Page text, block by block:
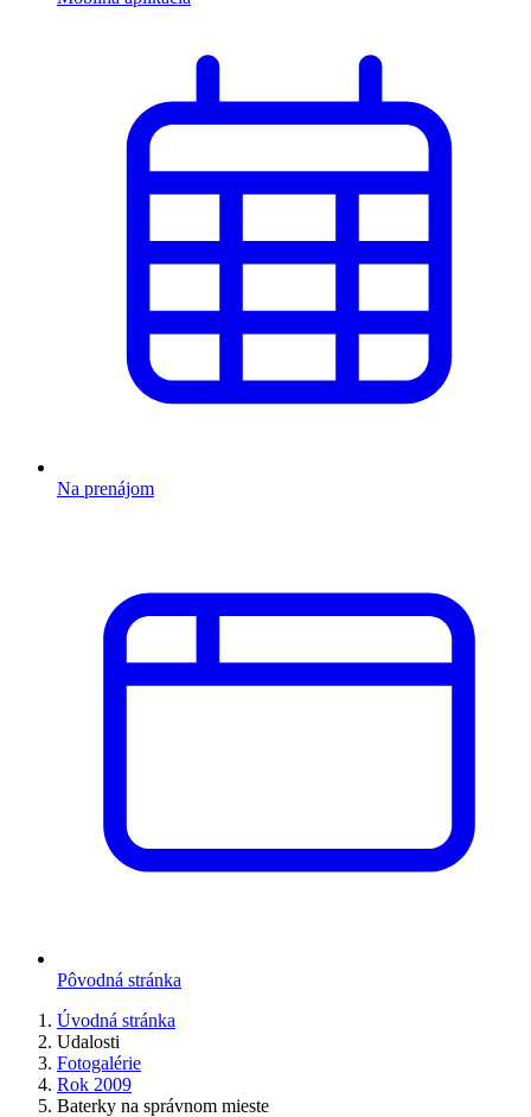
Na prenájom
Pôvodná stránka
Úvodná stránka
Udalosti
Fotogalérie
Rok 2009
Baterky na správnom mieste